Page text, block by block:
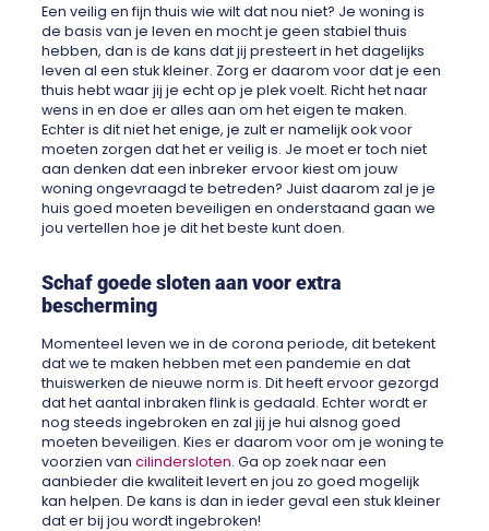
Een veilig en fijn thuis wie wilt dat nou niet? Je woning is
de basis van je leven en mocht je geen stabiel thuis
hebben, dan is de kans dat jij presteert in het dagelijks
leven al een stuk kleiner. Zorg er daarom voor dat je een
thuis hebt waar jij je echt op je plek voelt. Richt het naar
wens in en doe er alles aan om het eigen te maken.
Echter is dit niet het enige, je zult er namelijk ook voor
moeten zorgen dat het er veilig is. Je moet er toch niet
aan denken dat een inbreker ervoor kiest om jouw
woning ongevraagd te betreden? Juist daarom zal je je
huis goed moeten beveiligen en onderstaand gaan we
jou vertellen hoe je dit het beste kunt doen.
Schaf goede sloten aan voor extra
bescherming
Momenteel leven we in de corona periode, dit betekent
dat we te maken hebben met een pandemie en dat
thuiswerken de nieuwe norm is. Dit heeft ervoor gezorgd
dat het aantal inbraken flink is gedaald. Echter wordt er
nog steeds ingebroken en zal jij je hui alsnog goed
moeten beveiligen. Kies er daarom voor om je woning te
voorzien vancilindersloten. Ga op zoek naar een
aanbieder die kwaliteit levert en jou zo goed mogelijk
kan helpen. De kans is dan in ieder geval een stuk kleiner
dat er bij jou wordt ingebroken!